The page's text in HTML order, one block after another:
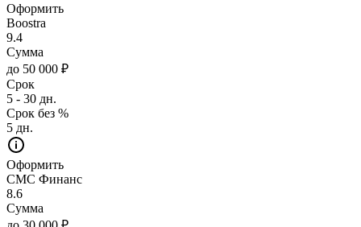
Оформить
Boostra
9.4
Сумма
до 50 000 ₽
Срок
5 - 30 дн.
Срок без %
5 дн.
Оформить
СМС Финанс
8.6
Сумма